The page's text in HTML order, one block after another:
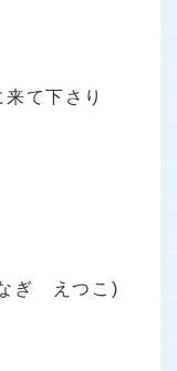
て下さり
ぎ えつこ)